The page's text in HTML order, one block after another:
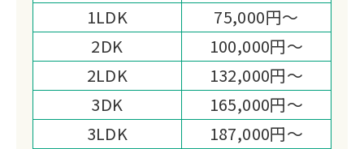
1LDK
75,000円～
2DK
100,000円～
2LDK
132,000円～
3DK
165,000円～
3LDK
187,000円～